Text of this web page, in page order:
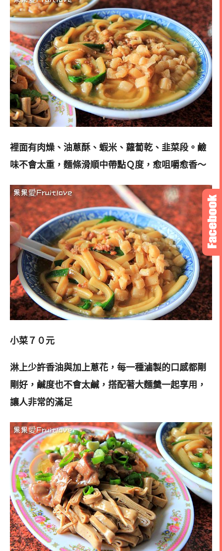
裡面有肉燥、油蔥酥、蝦米、蘿蔔乾、韭菜段。 鹼
味不會太重，麵條滑順中帶點Ｑ度，愈咀嚼愈香～
小菜７０元
淋上少許香油與加上蔥花，每一種滷製的口感都剛
剛好，鹹度也不會太鹹， 搭配著大麵羹一起享用，
讓人非常的滿足